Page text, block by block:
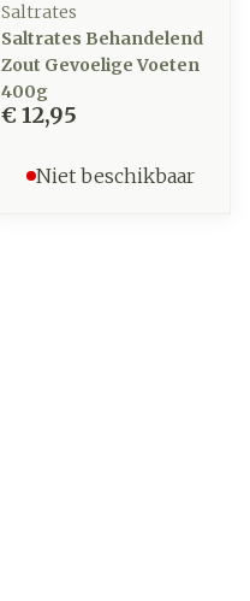
Saltrates
Saltrates Behandelend
Zout Gevoelige Voeten
400g
€ 12,95
Niet beschikbaar